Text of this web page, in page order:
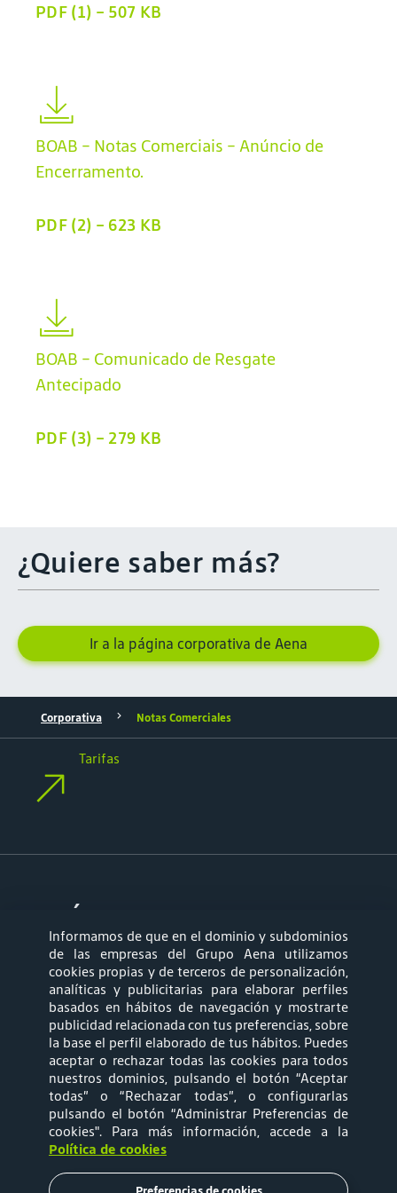
PDF (1) - 507 KB
BOAB - Notas Comerciais - Anúncio de
Encerramento.
PDF (2) - 623 KB
BOAB - Comunicado de Resgate
Antecipado
PDF (3) - 279 KB
¿Quiere saber más?
Ir a la página corporativa de Aena
Corporativa Notas Comerciales
Tarifas
síganos
Ombudsman
Relprev
Política de Cookies
Política de Privacidad
Política de
privacidad-
Términos y
Condiciones de Uso
Informamos de que en el dominio y subdominios
de las empresas del Grupo Aena utilizamos
cookies propias y de terceros de personalización,
analíticas y publicitarias para elaborar perfiles
basados en hábitos de navegación y mostrarte
publicidad relacionada con tus preferencias, sobre
la base el perfil elaborado de tus hábitos. Puedes
aceptar o rechazar todas las cookies para todos
nuestros dominios, pulsando el botón “Aceptar
todas” o “Rechazar todas”, o configurarlas
pulsando el botón “Administrar Preferencias de
cookies". Para más información, accede a la
Política de cookies